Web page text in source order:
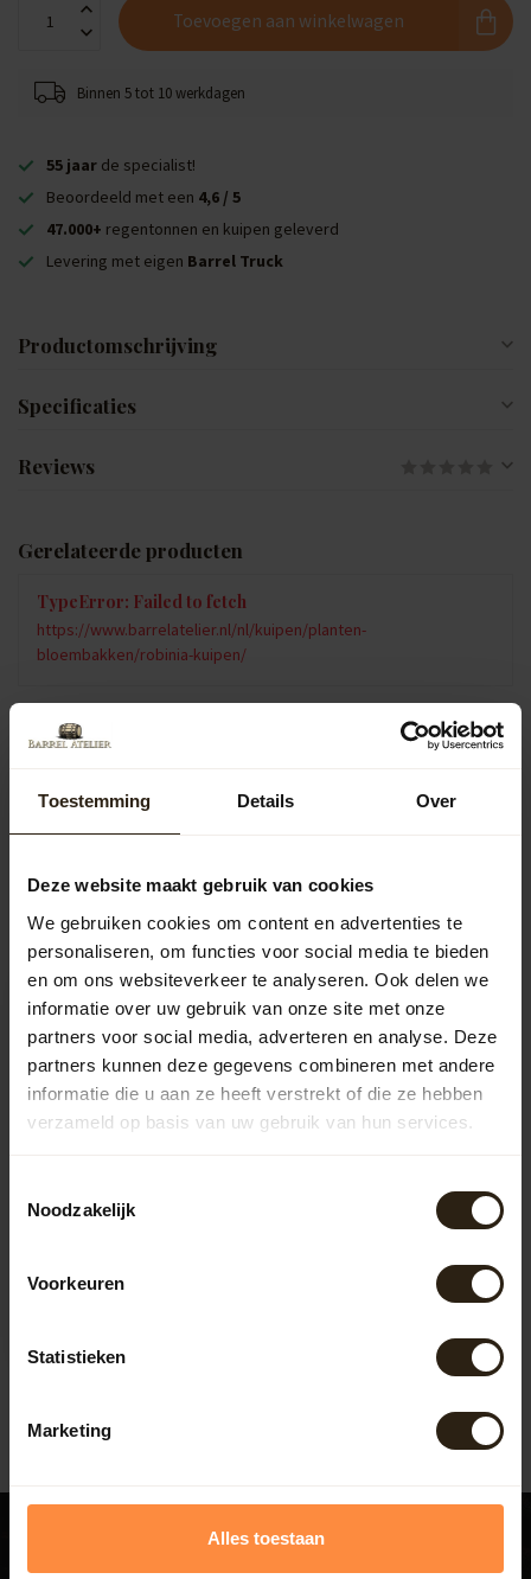
Toestemming Details Over
Deze website maakt gebruik van cookies
We gebruiken cookies om content en advertenties te
personaliseren, om functies voor social media te bieden
en om ons websiteverkeer te analyseren. Ook delen we
informatie over uw gebruik van onze site met onze
partners voor social media, adverteren en analyse. Deze
partners kunnen deze gegevens combineren met andere
informatie die u aan ze heeft verstrekt of die ze hebben
verzameld op basis van uw gebruik van hun services.
Noodzakelijk
Voorkeuren
Statistieken
Marketing
Alles toestaan
Toevoegen aan winkelwagen
Binnen 5 tot 10 werkdagen
55 jaar de specialist!
Beoordeeld met een 4,6 / 5
47.000+ regentonnen en kuipen geleverd
Levering met eigen Barrel Truck
Productomschrijving
Specificaties
Reviews
Gerelateerde producten
TypeError: Failed to fetch
https://www.barrelatelier.nl/nl/kuipen/planten-
bloembakken/robinia-kuipen/
Vragen over dit product?
info@barrelatelier.nl
038 - 3760185 . We helpen je graag!
Recent bekeken
Luxe ronde badkuip
badkuip. Gemaakt van
1.595,00